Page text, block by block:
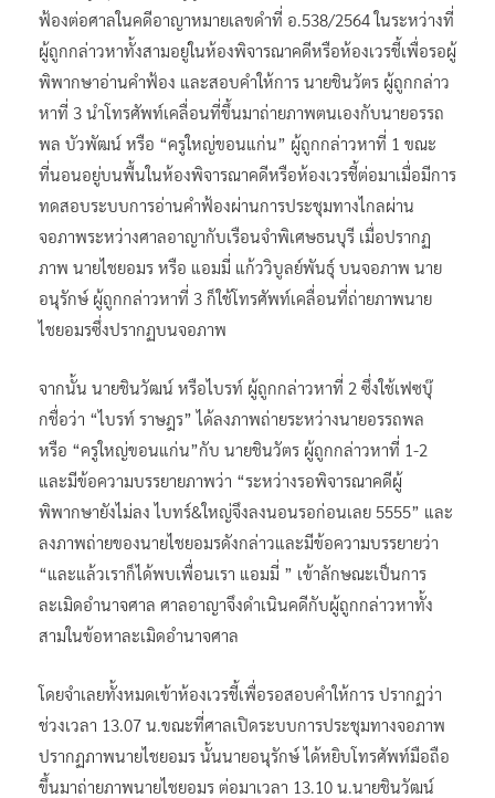
ฟ้องต่อศาลในคดีอาญาหมายเลขดำที่ อ.538/2564 ในระหว่างที่
ผู้ถูกกล่าวหาทั้งสามอยู่ในห้องพิจารณาคดีหรือห้องเวรชี้เพื่อรอผู้
พิพากษาอ่านคำฟ้อง และสอบคำให้การ นายชินวัตร ผู้ถูกกล่าว
หาที่ 3 นำโทรศัพท์เคลื่อนที่ขึ้นมาถ่ายภาพตนเองกับนายอรรถ
พล บัวพัฒน์ หรือ “ครูใหญ่ขอนแก่น” ผู้ถูกกล่าวหาที่ 1 ขณะ
ที่นอนอยู่บนพื้นในห้องพิจารณาคดีหรือห้องเวรชี้ต่อมาเมื่อมีการ
ทดสอบระบบการอ่านคำฟ้องผ่านการประชุมทางไกลผ่าน
จอภาพระหว่างศาลอาญากับเรือนจำพิเศษธนบุรี เมื่อปรากฏ
ภาพ นายไชยอมร หรือ แอมมี่ แก้ววิบูลย์พันธุ์ บนจอภาพ นาย
อนุรักษ์ ผู้ถูกกล่าวหาที่ 3 ก็ใช้โทรศัพท์เคลื่อนที่ถ่ายภาพนาย
ไชยอมรซึ่งปรากฏบนจอภาพ
จากนั้น นายชินวัฒน์ หรือไบรท์ ผู้ถูกกล่าวหาที่ 2 ซึ่งใช้เฟซบุ๊
กชื่อว่า “ไบรท์ ราษฎร” ได้ลงภาพถ่ายระหว่างนายอรรถพล
หรือ “ครูใหญ่ขอนแก่น”กับ นายชินวัตร ผู้ถูกกล่าวหาที่ 1-2
และมีข้อความบรรยายภาพว่า “ระหว่างรอพิจารณาคดีผู้
พิพากษายังไม่ลง ไบทร์&ใหญ่จึงลงนอนรอก่อนเลย 5555” และ
ลงภาพถ่ายของนายไชยอมรดังกล่าวและมีข้อความบรรยายว่า
“และแล้วเราก็ได้พบเพื่อนเรา แอมมี่ ” เข้าลักษณะเป็นการ
ละเมิดอำนาจศาล ศาลอาญาจึงดำเนินคดีกับผู้ถูกกล่าวหาทั้ง
สามในข้อหาละเมิดอำนาจศาล
โดยจำเลยทั้งหมดเข้าห้องเวรชี้เพื่อรอสอบคำให้การ ปรากฏว่า
ช่วงเวลา 13.07 น.ขณะที่ศาลเปิดระบบการประชุมทางจอภาพ
ปรากฏภาพนายไชยอมร นั้นนายอนุรักษ์ ได้หยิบโทรศัพท์มือถือ
ขึ้นมาถ่ายภาพนายไชยอมร ต่อมาเวลา 13.10 น.นายชินวัฒน์